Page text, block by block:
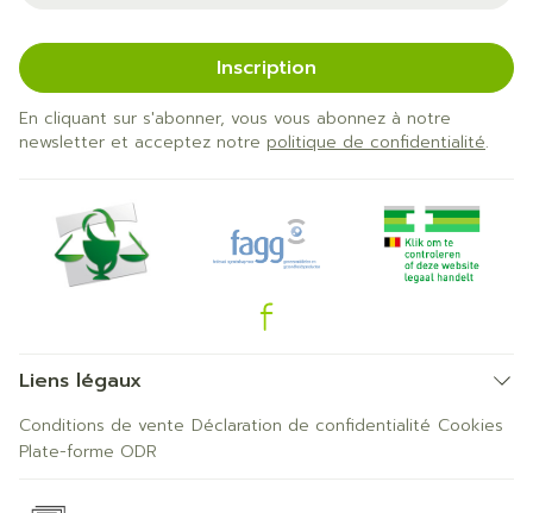
Inscription
En cliquant sur s'abonner, vous vous abonnez à notre
newsletter et acceptez notre politique de confidentialité.
Liens légaux
Conditions de vente Déclaration de confidentialité Cookies
Plate-forme ODR